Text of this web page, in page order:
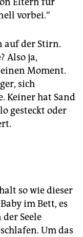
vorbei.“
auf der Stirn.
Also ja,
Moment.
sich
Keiner hat Sand
gesteckt oder
so wie dieser
im Bett, es
Seele
Um das